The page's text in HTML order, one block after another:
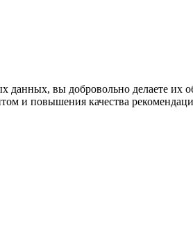
данных, вы добровольно делаете их
и повышения качества